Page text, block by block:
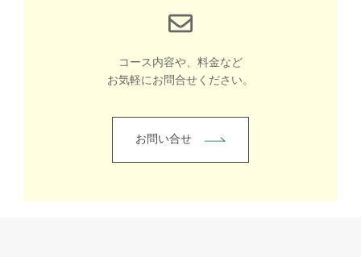
コース内容や、料金など
お気軽にお問合せください。
お問い合せ